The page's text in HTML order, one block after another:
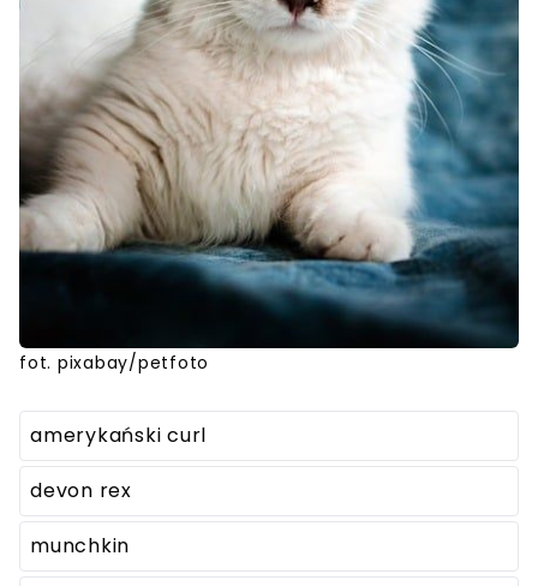
fot. pixabay/petfoto
amerykański curl
devon rex
munchkin